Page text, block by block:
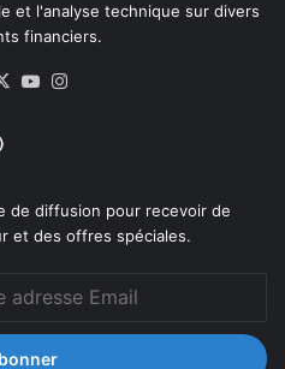
et l'analyse technique sur divers
financiers.
X YouTube
de diffusion pour recevoir de
et des offres spéciales.